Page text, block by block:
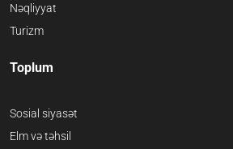
Nəqliyyat
Turizm
Toplum
Sosial siyasət
Elm və təhsil